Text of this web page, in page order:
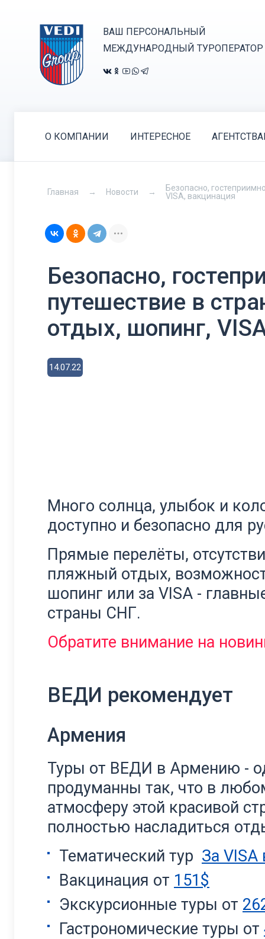
ВАШ ПЕРСОНАЛЬНЫЙ
МЕЖДУНАРОДНЫЙ ТУРОПЕРАТОР
О КОМПАНИИ ИНТЕРЕСНОЕ
Главная Новости
Безопасно,
VISA, вакцинация
Безопасно,
путешествие в
отдых, шопинг,
14.07.22
Много солнца, улыбок и
доступно и безопасно для
Прямые перелёты,
пляжный отдых,
шопинг или за VISA -
страны СНГ.
Обратите внимание на
ВЕДИ рекомендует
Армения
Туры от ВЕДИ в Армению -
продуманны так, что в
атмосферу этой красивой
полностью насладиться
Тематический тур За
Вакцинация от 151$
Экскурсионные туры от
Гастрономические туры от